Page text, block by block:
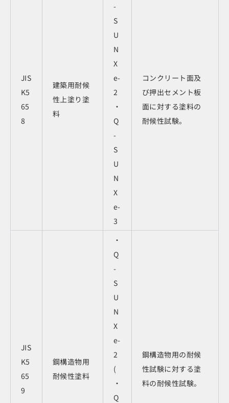
JIS
K5
65
8
建築用耐候
性上塗り塗
料
-
S
U
N
X
e-
2
・
Q
-
S
U
N
X
e-
3
コンクリート面及
び押出セメント板
面に対する塗料の
耐候性試験。
JIS
K5
65
9
鋼構造物用
耐候性塗料
・
Q
-
S
U
N
X
e-
2
(
・
Q
鋼構造物用の耐候
性試験に対する塗
料の耐候性試験。